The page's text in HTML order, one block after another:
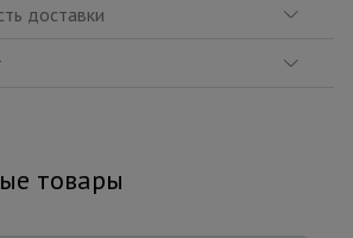
доставки
товары